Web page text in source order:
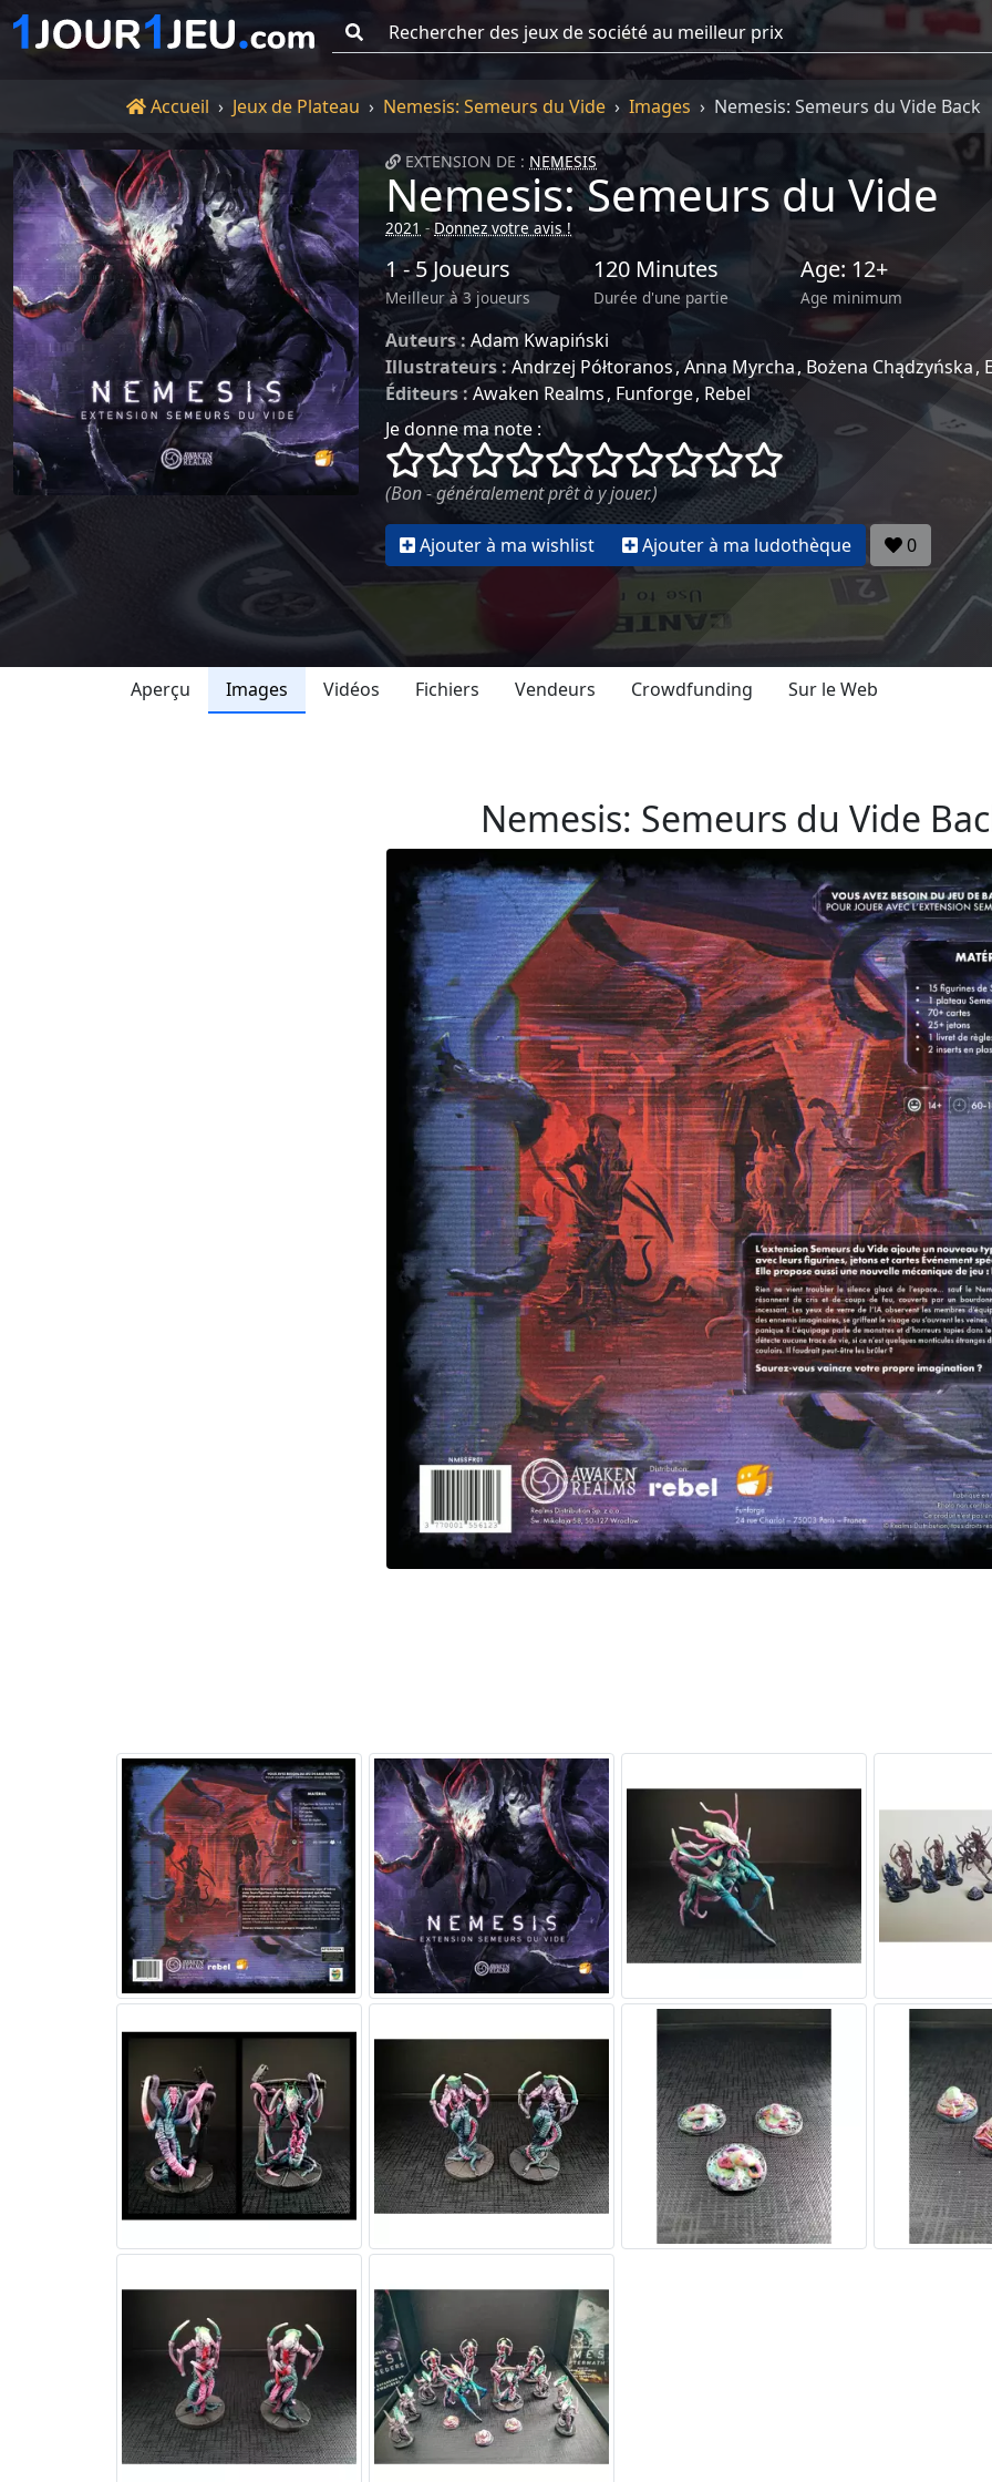
Accueil
Accueil Jeux de Plateau Nemesis: Semeurs du Vide Images Nemesis: Semeurs du Vide Back
EXTENSION DE : NEMESIS
Nemesis: Semeurs du Vide
2021 -Donnez votre avis !
1 - 5 Joueurs
Meilleur à 3 joueurs
120 Minutes
Durée d'une partie
Age: 12+
Age minimum
Auteurs : Adam Kwapiński
Illustrateurs :Andrzej Półtoranos Anna Myrcha Bożena Chądzyńska
Éditeurs :Awaken Realms Funforge Rebel
Je donne ma note :
()
() () () () () () () ()
()
(Bon - généralement prêt à y jouer.)
Ajouter à ma wishlist Ajouter à ma ludothèque 0
Aperçu Images Vidéos Fichiers Vendeurs Crowdfunding Sur le Web
Nemesis: Semeurs du Vide